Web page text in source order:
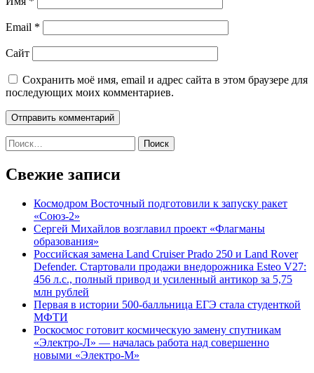
Email *
Сайт
Сохранить моё имя, email и адрес сайта в этом браузере для
последующих моих комментариев.
Найти:
Свежие записи
Космодром Восточный подготовили к запуску ракет
«Союз-2»
Сергей Михайлов возглавил проект «Флагманы
образования»
Российская замена Land Cruiser Prado 250 и Land Rover
Defender. Стартовали продажи внедорожника Esteo V27:
456 л.с., полный привод и усиленный антикор за 5,75
млн рублей
Первая в истории 500-балльница ЕГЭ стала студенткой
МФТИ
Роскосмос готовит космическую замену спутникам
«Электро-Л» — началась работа над совершенно
новыми «Электро-М»